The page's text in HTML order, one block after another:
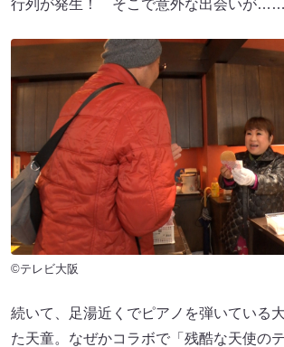
行列が発生！ そこで意外な出会いが……
©テレビ大阪
続いて、足湯近くでピアノを弾いている
た天童。なぜかコラボで「残酷な天使の